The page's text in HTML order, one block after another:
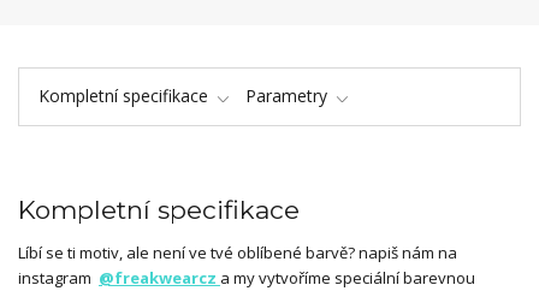
Kompletní specifikace Parametry
Kompletní specifikace
Líbí se ti motiv, ale není ve tvé oblíbené barvě? napiš nám na
instagram @freakwearcz a my vytvoříme speciální barevnou